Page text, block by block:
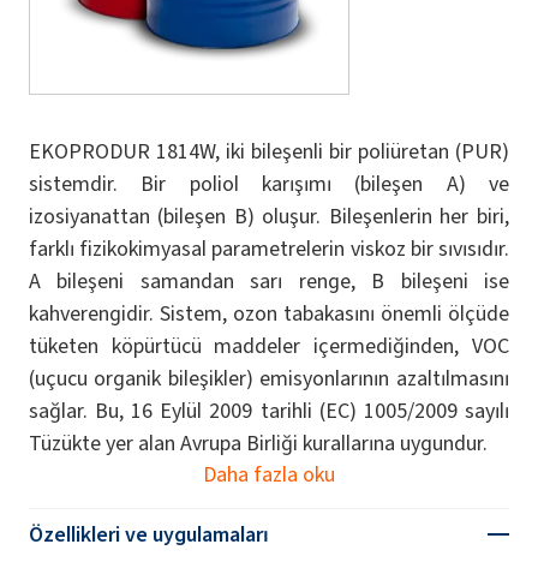
EKOPRODUR 1814W, iki bileşenli bir poliüretan (PUR)
sistemdir. Bir poliol karışımı (bileşen A) ve
izosiyanattan (bileşen B) oluşur. Bileşenlerin her biri,
farklı fizikokimyasal parametrelerin viskoz bir sıvısıdır.
A bileşeni samandan sarı renge, B bileşeni ise
kahverengidir. Sistem, ozon tabakasını önemli ölçüde
tüketen köpürtücü maddeler içermediğinden, VOC
(uçucu organik bileşikler) emisyonlarının azaltılmasını
sağlar. Bu, 16 Eylül 2009 tarihli (EC) 1005/2009 sayılı
Tüzükte yer alan Avrupa Birliği kurallarına uygundur.
Daha fazla oku
Özellikleri ve uygulamaları